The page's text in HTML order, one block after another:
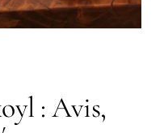
: Avis,